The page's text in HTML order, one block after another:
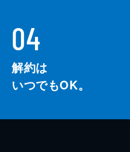
04
解約は
いつでもOK。